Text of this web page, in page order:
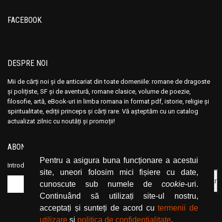
Pentru a asigura buna funcționare a acestui
site, uneori folosim mici fișiere cu date,
cunoscute sub numele de cookie-uri.
Continuând să utilizați site-ul nostru,
acceptați și sunteți de acord cutermenii de
utilizare și politica de confidențialitate.
Anais Nin
Anatolie Panis
Andocide
Andre Bejin
Andre Castelot
Andre Leroi-Gourhan
Andre Malraux
Andre Miquel
Andre Theuriet
Anais Nin
Anatolie Panis
Andocide
Andre Bejin
Andre Castelot
Andre Leroi-Gourhan
Andre Malraux
Andre Miquel
Andre Theuriet
FACEBOOK
DESPRE NOI
Mii de cărți noi și de anticariat din toate domeniile: romane de dragoste
și polițiste, SF și de aventură, romane clasice, volume de poezie,
filosofie, artă, eBook-uri in limba romana in format pdf, istorie, religie și
spiritualitate, ediții princeps și cărți rare. Vă așteptăm cu un catalog
actualizat zilnic cu noutăți și promoții!
ABONEAZĂ-TE LA NEWSLETTER
Introduceți adresa dvs. de email și dați click pe butonul de abonare.